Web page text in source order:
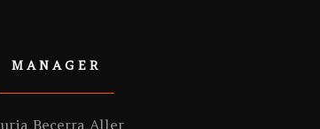
MANAGER
Becerra Aller